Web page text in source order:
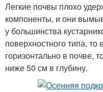
Легкие почвы плохо
компоненты, и они
у большинства
поверхностного типа, то
горизонтально в почве,
ниже 50 см в глубину.